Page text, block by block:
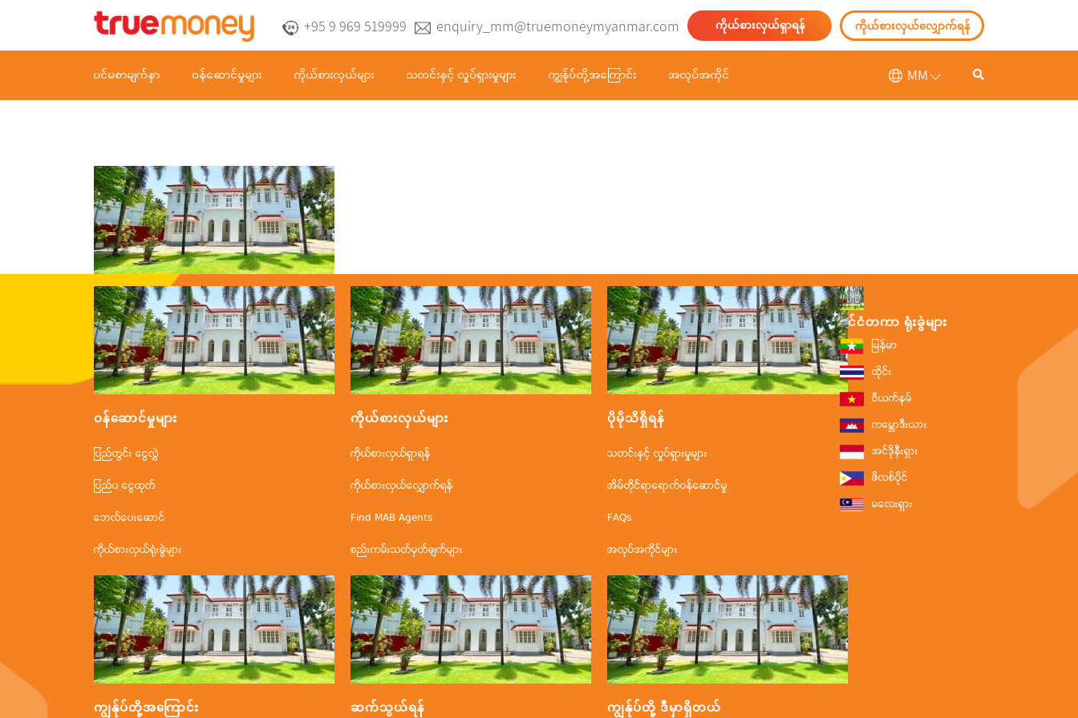
+95 9 969 519999 enquiry_mm@truemoneymyanmar.com ကိုယ်စားလှယ်ရှာရန် ကိုယ်စားလှယ်လျှောက်ရန်
ပင်မစာမျက်နှာ ဝန်ဆောင်မှုများ ကိုယ်စားလှယ်များ သတင်းနှင့် လှုပ်ရှားမှုများ ကျွန်ုပ်တို့အကြောင်း အလုပ်အကိုင် MM
ဝန်ဆောင်မှုများ
ပြည်တွင်း ငွေလွှဲ
ပြည်ပ ငွေထုတ်
ဘေလ်ပေးဆောင်
ကိုယ်စားလှယ်ရုံးခွဲများ
ကိုယ်စားလှယ်များ
ကိုယ်စားလှယ်ရှာရန်
ကိုယ်စားလှယ်လျှောက်ရန်
Find MAB Agents
စည်းကမ်းသတ်မှတ်ချက်များ
ပိုမိုသိရှိရန်
သတင်းနှင့် လှုပ်ရှားမှုများ
အိမ်တိုင်ရာရောက်ဝန်ဆောင်မှု
FAQs
အလုပ်အကိုင်များ
ကျွန်ုပ်တို့အ‌ကြောင်း ဆက်သွယ်ရန် ကျွန်ုပ်တို့ ဒီမှာရှိတယ်
နိုင်ငံတကာ ရုံးခွဲများ
မြန်မာ
ထိုင်း
ဗီယက်နမ်
ကမ္ဘောဒီးယား
အင်ဒိုနီးရှား
ဖိလစ်ပိုင်
မလေးရှား